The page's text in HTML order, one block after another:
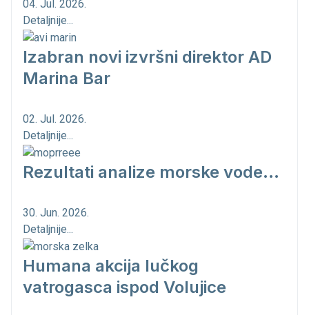
04. Jul. 2026.
Detaljnije...
Izabran novi izvršni direktor AD
Marina Bar
02. Jul. 2026.
Detaljnije...
Rezultati analize morske vode...
30. Jun. 2026.
Detaljnije...
Humana akcija lučkog
vatrogasca ispod Volujice